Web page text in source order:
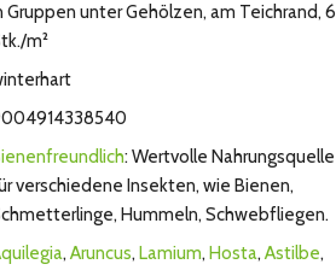
Gruppen unter Gehölzen, am Teichrand, 6
m²
: Wertvolle Nahrungsquelle
verschiedene Insekten, wie Bienen,
Hummeln, Schwebfliegen.
, Aruncus, Lamium, Hosta, Astilbe,